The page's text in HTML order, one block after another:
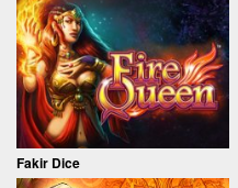
Fakir Dice